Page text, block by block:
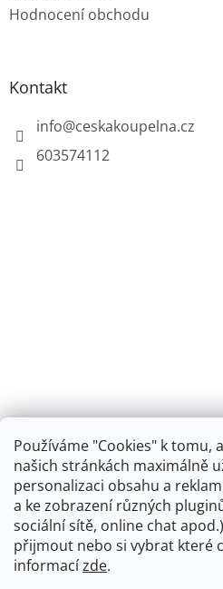
Používáme "Cookies" k tomu,
našich stránkách maximálně
personalizaci obsahu a
a ke zobrazení různých
sociální sítě, online chat
přijmout nebo si vybrat které
informacízde.
Hodnocení obchodu
Kontakt
info@ceskakoupelna.cz
603574112
Retro